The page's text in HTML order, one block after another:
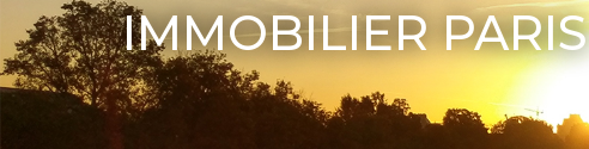
IMMOBILIER PARIS